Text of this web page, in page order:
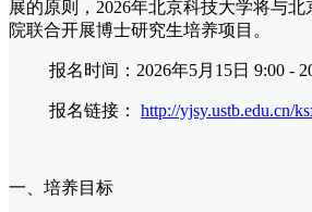
展的原则，2026年北京科技大学将与
院联合开展博士研究生培养项目。
报名时间：2026年5月15日 9:00 -
报名链接： http://yjsy.ustb.edu.cn/
一、培养目标